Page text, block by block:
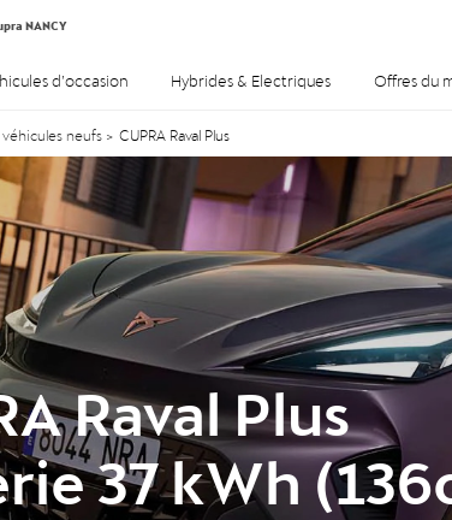
NANCY
d’occasion Hybrides & Electriques Offres du
neufs > CUPRA Raval Plus
Raval Plus
37 kWh